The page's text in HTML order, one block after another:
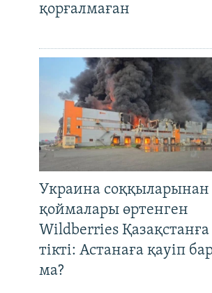
қорғалмаған
Украина соққыларынан
қоймалары өртенген
Wildberries Қазақстанға
тікті: Астанаға қауіп
ма?